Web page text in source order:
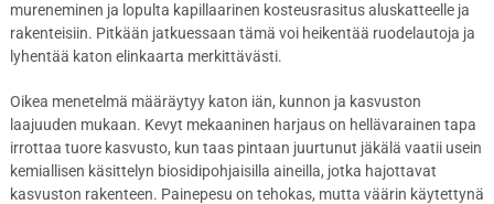
mureneminen ja lopulta kapillaarinen kosteusrasitus aluskatteelle ja
rakenteisiin. Pitkään jatkuessaan tämä voi heikentää ruodelautoja ja
lyhentää katon elinkaarta merkittävästi.
Oikea menetelmä määräytyy katon iän, kunnon ja kasvuston
laajuuden mukaan. Kevyt mekaaninen harjaus on hellävarainen tapa
irrottaa tuore kasvusto, kun taas pintaan juurtunut jäkälä vaatii usein
kemiallisen käsittelyn biosidipohjaisilla aineilla, jotka hajottavat
kasvuston rakenteen. Painepesu on tehokas, mutta väärin käytettynä